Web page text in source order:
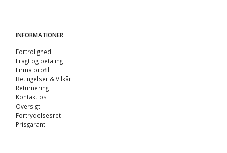
INFORMATIONER
Fortrolighed
Fragt og betaling
Firma profil
Betingelser & Vilkår
Returnering
Kontakt os
Oversigt
Fortrydelsesret
Prisgaranti